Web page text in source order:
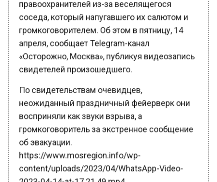
соседа, который напугавшего их салютом и
громкоговорителем. Об этом в пятницу, 14
апреля, сообщает Telegram-канал
«Осторожно, Москва», публикуя видеозапись
свидетелей произошедшего.
неожиданный праздничный фейерверк они
восприняли как звуки взрыва, а
громкоговоритель за экстренное сообщение
об эвакуации.
https://www.mosregion.info/wp-
content/uploads/2023/04/WhatsApp-Video-
2023-04-14-at-17.21.49.mp4